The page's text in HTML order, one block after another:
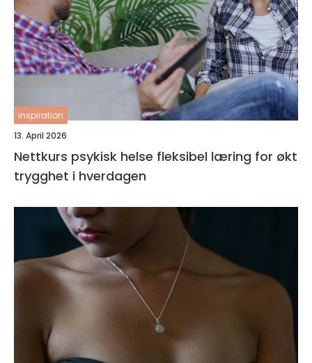
inspiration
13. April 2026
Nettkurs psykisk helse fleksibel læring for økt
trygghet i hverdagen